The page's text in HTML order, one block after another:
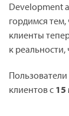
Development
гордимся
клиенты
к
Пользователи
клиентов с 15